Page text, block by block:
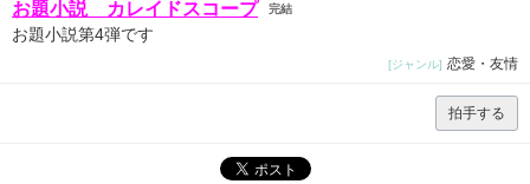
お題小説 カレイドスコープ 完結
お題小説第4弾です
[ジャンル] 恋愛・友情
拍手する